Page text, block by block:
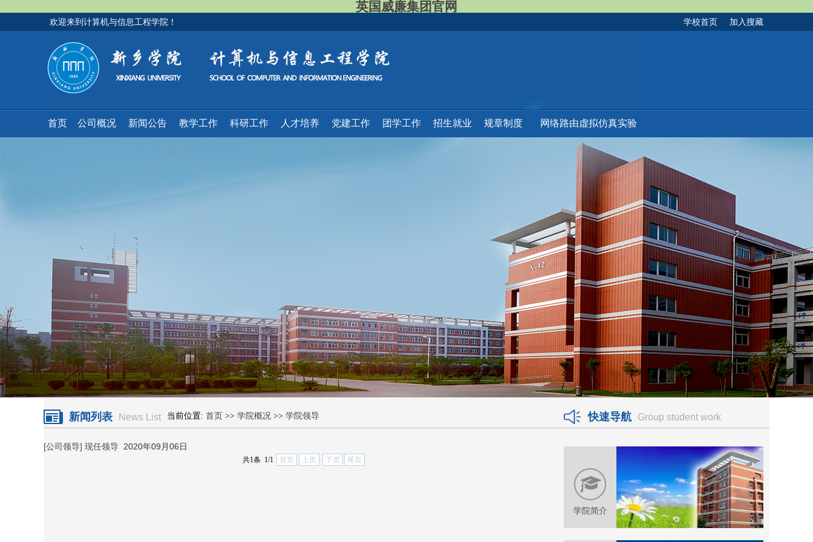
英国威廉集团官网
欢迎来到计算机与信息工程学院！ 学校首页 加入搜藏
首页 公司概况 新闻公告 教学工作 科研工作 人才培养 党建工作 团学工作 招生就业 规章制度 网络路由虚拟仿真实验
新闻列表 News List 当前位置: 首页 >> 学院概况 >> 学院领导
[公司领导] 现任领导 2020年09月06日
共1条 1/1 首页 上页 下页 尾页
快速导航 Group student work
学院简介